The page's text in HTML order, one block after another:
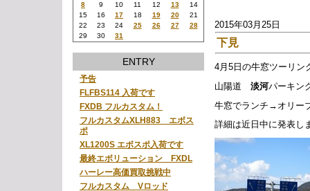
8
9 10 11 12 13
14
15
16 17 18 19 20
21
22
23 24 25 26 27
28
29
30 31
ENTRY
予告
FLFBS114 入荷です
FXDB フルカスタム！
フルカスタムXLH883 エボス
ポ
XL1200S エボスポ入荷です
最終エボリューション FXDL
ハーレー高価買取挑戦中
フルカスタム Vロッド
2015年03月25日
下見
4月5日の牛窓ツーリン
山陽道 淡河パーキン
牛窓でランチ→オリー
詳細は近日中に発表し